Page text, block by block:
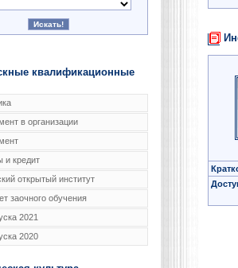
квалификационные
в организации
и кредит
открытый институт
заочного обучения
2021
2020